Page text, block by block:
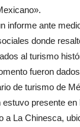
informe ante
donde
al turismo
fueron
de turismo de
presente en
a La Chinesca,